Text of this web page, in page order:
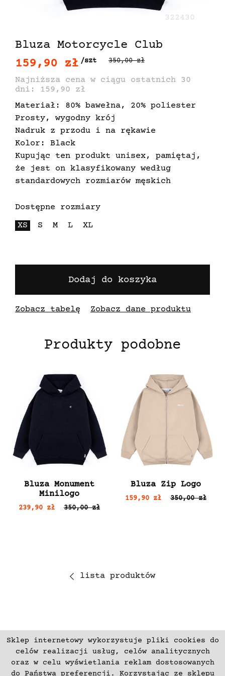
Sklep internetowy wykorzystuje pliki cookies do
celów realizacji usług, celów analitycznych
oraz w celu wyświetlania reklam dostosowanych
do Państwa preferencji. Korzystając ze sklepu
Bluza Motorcycle Club
322430
159,90 zł /szt 350,00 zł
Najniższa cena w ciągu ostatnich 30
dni: 159,90 zł
Materiał: 80% bawełna, 20% poliester
Prosty, wygodny krój
Nadruk z przodu i na rękawie
Kolor: Black
Kupując ten produkt unisex, pamiętaj,
że jest on klasyfikowany według
standardowych rozmiarów męskich
Dostępne rozmiary
XS
S M L XL
Dodaj do koszyka
Zobacz tabelę Zobacz dane produktu
Produkty podobne
Bluza Monument
Minilogo
239,90 zł 350,00 zł
Bluza Zip Logo
159,90 zł 350,00 zł
lista produktów
ZAPISZ SIĘ